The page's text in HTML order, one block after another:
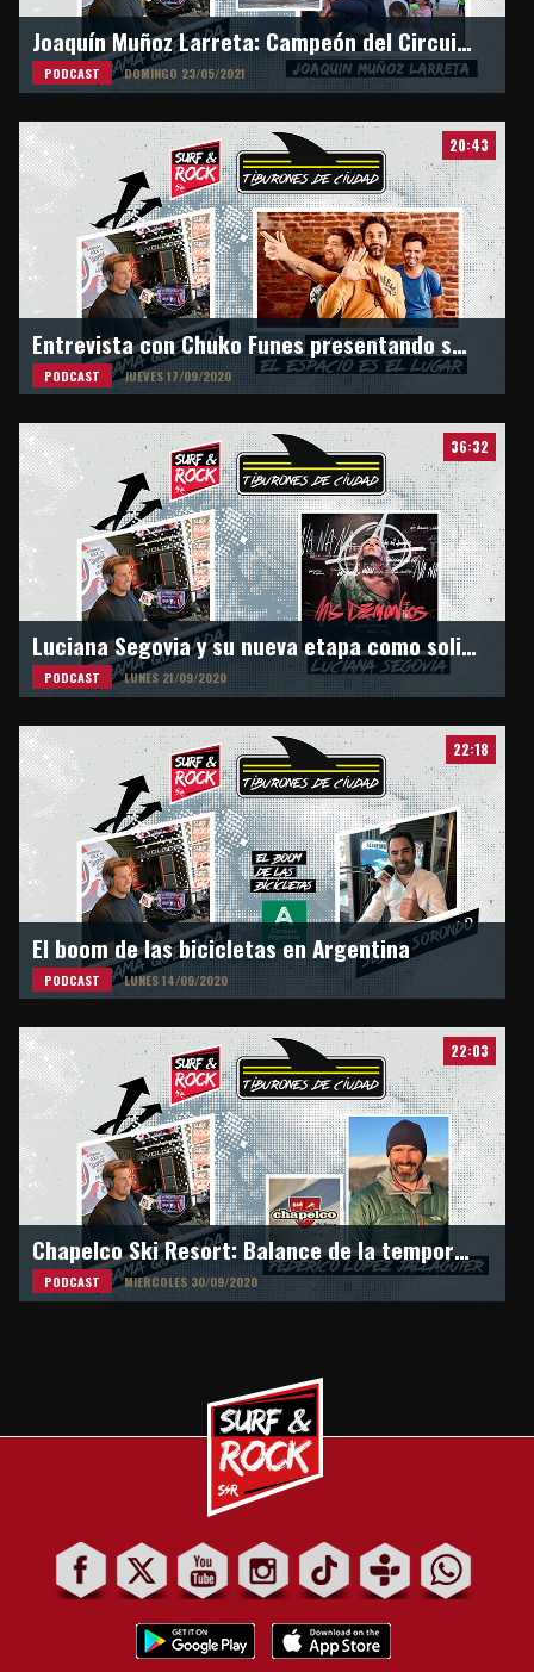
Joaquín Muñoz Larreta: Campeón del Circuito junior ASA en M16
PODCAST DOMINGO 23/05/2021
20:43
Entrevista con Chuko Funes presentando su nueva banda "El Espacio Es El Lugar"
PODCAST JUEVES 17/09/2020
36:32
Luciana Segovia y su nueva etapa como solista en Surf & Rock Radio
PODCAST LUNES 21/09/2020
22:18
El boom de las bicicletas en Argentina
PODCAST LUNES 14/09/2020
22:03
Chapelco Ski Resort: Balance de la temporada de invierno 2020
PODCAST MIERCOLES 30/09/2020